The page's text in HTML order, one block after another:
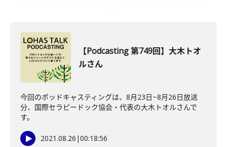
【Podcasting 第749回】大木トオ
ルさん
今回のポッドキャスティングは、8月23日~8月26日放送
分、国際セラピードック協会・代表の大木トオルさんで
す。
2021.08.26 |00:18:56